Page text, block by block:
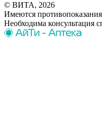
© ВИТА, 2026
Имеются
Необходима консультация